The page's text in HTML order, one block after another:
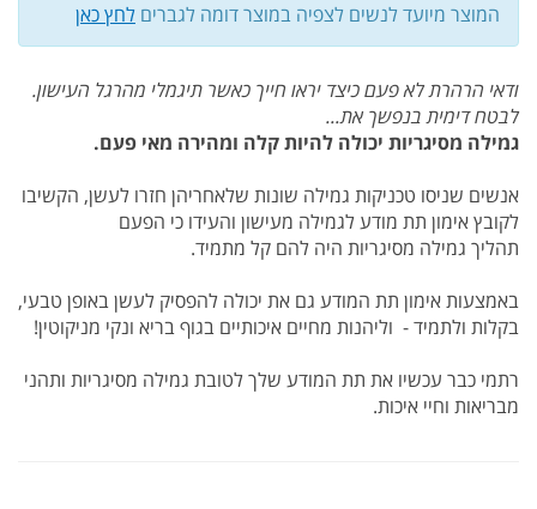
המוצר מיועד לנשים לצפיה במוצר דומה לגברים לחץ כאן
ודאי הרהרת לא פעם כיצד יראו חייך כאשר תיגמלי מהרגל העישון.
לבטח דימית בנפשך את...
גמילה מסיגריות יכולה להיות קלה ומהירה מאי פעם.
אנשים שניסו טכניקות גמילה שונות שלאחריהן חזרו לעשן, הקשיבו
לקובץ אימון תת מודע לגמילה מעישון והעידו כי הפעם
תהליך גמילה מסיגריות היה להם קל מתמיד.
באמצעות אימון תת המודע גם את יכולה להפסיק לעשן באופן טבעי,
בקלות ולתמיד - וליהנות מחיים איכותיים בגוף בריא ונקי מניקוטין!
רתמי כבר עכשיו את תת המודע שלך לטובת גמילה מסיגריות ותהני
מבריאות וחיי איכות.